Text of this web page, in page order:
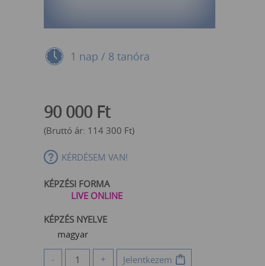
1 nap / 8 tanóra
90 000 Ft
(Bruttó ár: 114 300 Ft)
KÉRDÉSEM VAN!
KÉPZÉSI FORMA
LIVE ONLINE
KÉPZÉS NYELVE
magyar
- + Jelentkezem